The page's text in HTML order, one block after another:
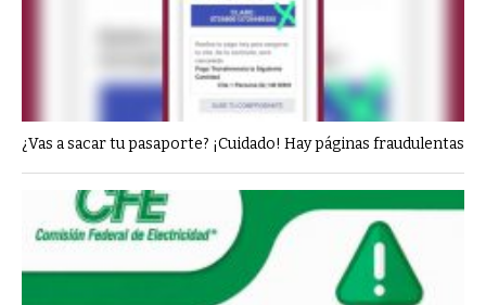
¿Vas a sacar tu pasaporte? ¡Cuidado! Hay páginas fraudulentas